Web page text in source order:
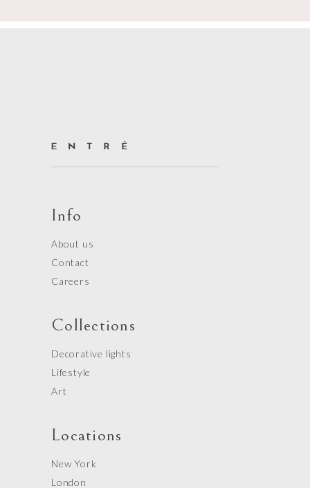
Info
About us
Contact
Careers
Collections
Decorative lights
Lifestyle
Art
Locations
New York
London